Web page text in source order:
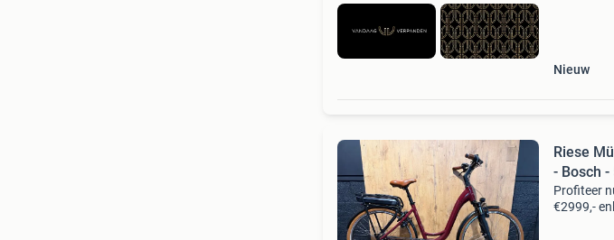
Nieuw
Riese
- Bosch -
Profiteer
€2999,-